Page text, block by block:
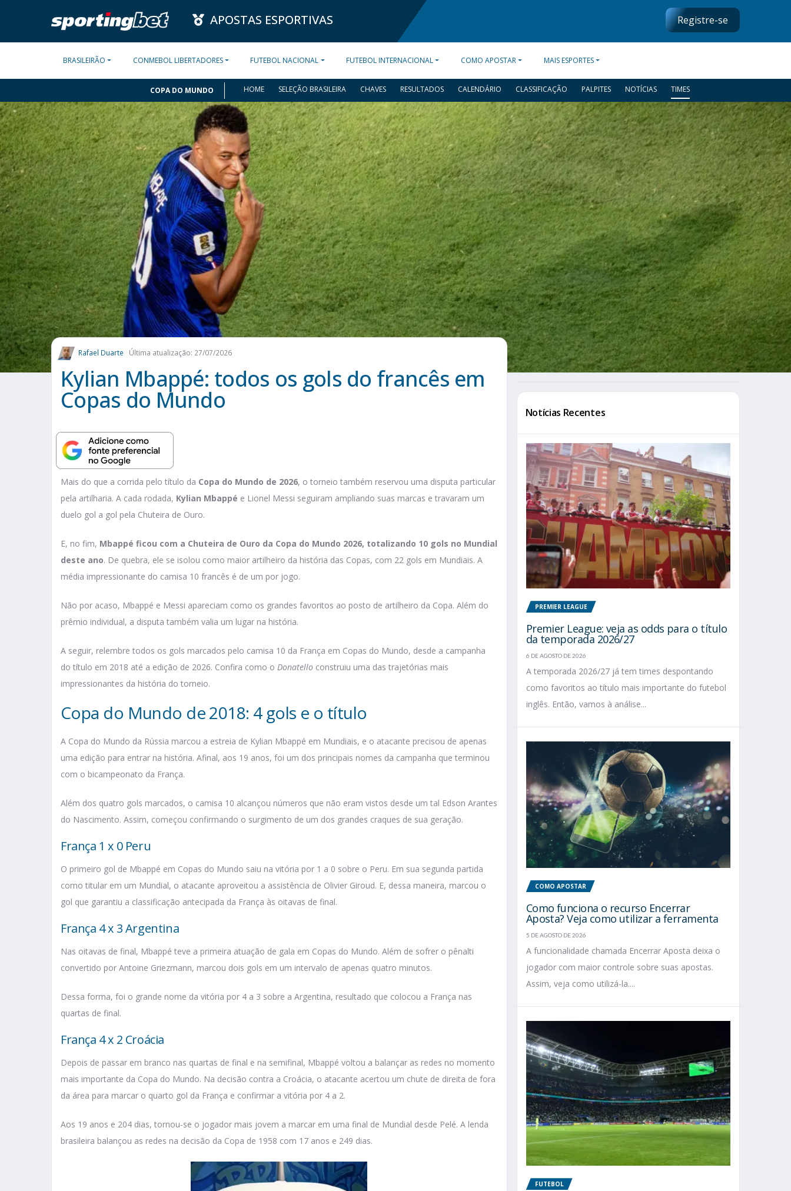
APOSTAS ESPORTIVAS Registre-se
BRASILEIRÃO CONMEBOL LIBERTADORES FUTEBOL NACIONAL FUTEBOL INTERNACIONAL COMO APOSTAR MAIS ESPORTES
COPA DO MUNDO HOME SELEÇÃO BRASILEIRA CHAVES RESULTADOS CALENDÁRIO CLASSIFICAÇÃO PALPITES NOTÍCIAS TIMES
Rafael Duarte Última atualização: 27/07/2026
Kylian Mbappé: todos os gols do francês em
Copas do Mundo
Mais do que a corrida pelo título da Copa do Mundo de 2026, o torneio também reservou uma disputa particular
pela artilharia. A cada rodada, Kylian Mbappé e Lionel Messi seguiram ampliando suas marcas e travaram um
duelo gol a gol pela Chuteira de Ouro.
E, no fim, Mbappé ficou com a Chuteira de Ouro da Copa do Mundo 2026, totalizando 10 gols no Mundial
deste ano. De quebra, ele se isolou como maior artilheiro da história das Copas, com 22 gols em Mundiais. A
média impressionante do camisa 10 francês é de um por jogo.
Não por acaso, Mbappé e Messi apareciam como os grandes favoritos ao posto de artilheiro da Copa. Além do
prêmio individual, a disputa também valia um lugar na história.
A seguir, relembre todos os gols marcados pelo camisa 10 da França em Copas do Mundo, desde a campanha
do título em 2018 até a edição de 2026. Confira como o Donatello construiu uma das trajetórias mais
impressionantes da história do torneio.
Copa do Mundo de 2018: 4 gols e o título
A Copa do Mundo da Rússia marcou a estreia de Kylian Mbappé em Mundiais, e o atacante precisou de apenas
uma edição para entrar na história. Afinal, aos 19 anos, foi um dos principais nomes da campanha que terminou
com o bicampeonato da França.
Além dos quatro gols marcados, o camisa 10 alcançou números que não eram vistos desde um tal Edson Arantes
do Nascimento. Assim, começou confirmando o surgimento de um dos grandes craques de sua geração.
França 1 x 0 Peru
O primeiro gol de Mbappé em Copas do Mundo saiu na vitória por 1 a 0 sobre o Peru. Em sua segunda partida
como titular em um Mundial, o atacante aproveitou a assistência de Olivier Giroud. E, dessa maneira, marcou o
gol que garantiu a classificação antecipada da França às oitavas de final.
França 4 x 3 Argentina
Nas oitavas de final, Mbappé teve a primeira atuação de gala em Copas do Mundo. Além de sofrer o pênalti
convertido por Antoine Griezmann, marcou dois gols em um intervalo de apenas quatro minutos.
Dessa forma, foi o grande nome da vitória por 4 a 3 sobre a Argentina, resultado que colocou a França nas
quartas de final.
França 4 x 2 Croácia
Depois de passar em branco nas quartas de final e na semifinal, Mbappé voltou a balançar as redes no momento
mais importante da Copa do Mundo. Na decisão contra a Croácia, o atacante acertou um chute de direita de fora
da área para marcar o quarto gol da França e confirmar a vitória por 4 a 2.
Aos 19 anos e 204 dias, tornou-se o jogador mais jovem a marcar em uma final de Mundial desde Pelé. A lenda
brasileira balançou as redes na decisão da Copa de 1958 com 17 anos e 249 dias.
Notícias Recentes
PREMIER LEAGUE
Premier League: veja as odds para o título
da temporada 2026/27
6 DE AGOSTO DE 2026
A temporada 2026/27 já tem times despontando
como favoritos ao título mais importante do futebol
inglês. Então, vamos à análise...
COMO APOSTAR
Como funciona o recurso Encerrar
Aposta? Veja como utilizar a ferramenta
5 DE AGOSTO DE 2026
A funcionalidade chamada Encerrar Aposta deixa o
jogador com maior controle sobre suas apostas.
Assim, veja como utilizá-la....
FUTEBOL